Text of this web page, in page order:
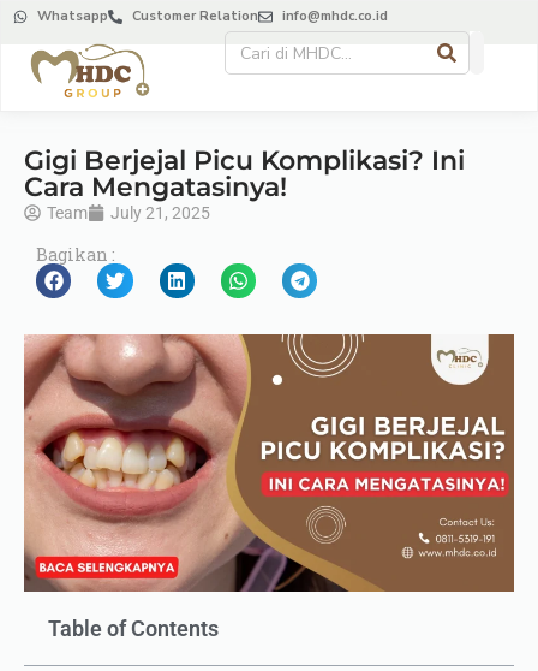
Whatsapp Customer Relation info@mhdc.co.id
Gigi Berjejal Picu Komplikasi? Ini
Cara Mengatasinya!
Team July 21, 2025
Bagikan :
Table of Contents